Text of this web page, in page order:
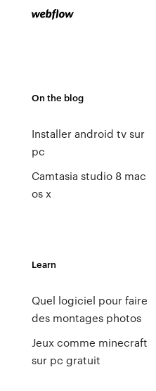
On the blog
Installer android tv sur
pc
Camtasia studio 8 mac
os x
Learn
Quel logiciel pour faire
des montages photos
Jeux comme minecraft
sur pc gratuit